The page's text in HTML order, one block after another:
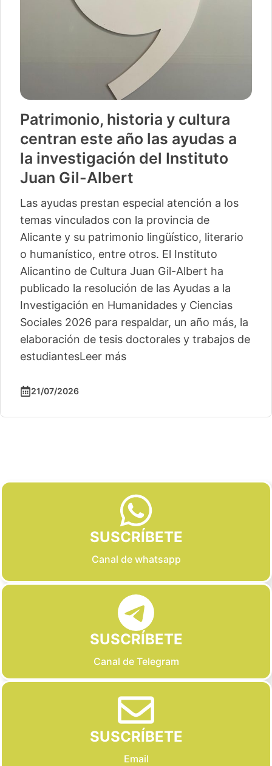
Patrimonio, historia y cultura
centran este año las ayudas a
la investigación del Instituto
Juan Gil-Albert
Las ayudas prestan especial atención a los
temas vinculados con la provincia de
Alicante y su patrimonio lingüístico, literario
o humanístico, entre otros. El Instituto
Alicantino de Cultura Juan Gil-Albert ha
publicado la resolución de las Ayudas a la
Investigación en Humanidades y Ciencias
Sociales 2026 para respaldar, un año más, la
elaboración de tesis doctorales y trabajos de
estudiantesLeer más
21/07/2026
SUSCRÍBETE
Canal de whatsapp
SUSCRÍBETE
Canal de Telegram
SUSCRÍBETE
Email